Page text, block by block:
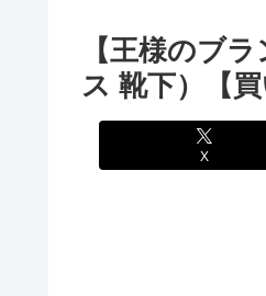
【王様のブ
ス 靴下）【買
X